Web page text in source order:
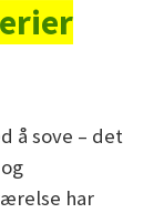
å sove – det
har